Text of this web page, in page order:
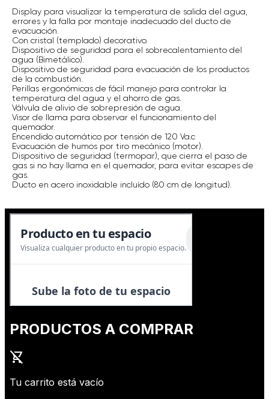
Display para visualizar la temperatura de salida del agua,
errores y la falla por montaje inadecuado del ducto de
evacuación.
Con cristal (templado) decorativo.
Dispositivo de seguridad para el sobrecalentamiento del
agua (Bimetálico).
Dispositivo de seguridad para evacuación de los productos
de la combustión.
Perillas ergonómicas de fácil manejo para controlar la
temperatura del agua y el ahorro de gas.
Válvula de alivio de sobrepresión de agua.
Visor de llama para observar el funcionamiento del
quemador.
Encendido automático por tensión de 120 Va.c
Evacuación de humos por tiro mecánico (motor).
Dispositivo de seguridad (termopar), que cierra el paso de
gas si no hay llama en el quemador, para evitar escapes de
gas.
Ducto en acero inoxidable incluído (80 cm de longitud).